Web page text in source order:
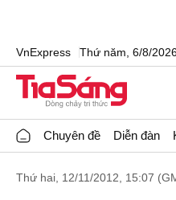
VnExpress Thứ năm, 6/8/
Chuyên đề Diễn đàn
Thứ hai, 12/11/2012, 15:07